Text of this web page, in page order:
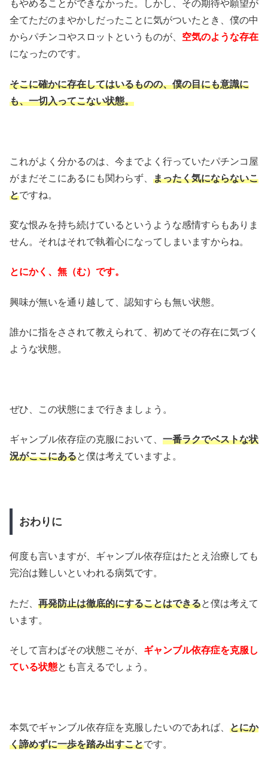
もやめることができなかった。しかし、その期待や願望が
全てただのまやかしだったことに気がついたとき、僕の中
からパチンコやスロットというものが、 空気のような存在
になったのです。
そこに確かに存在してはいるものの、僕の目にも意識に
も、一切入ってこない状態。
これがよく分かるのは、今までよく行っていたパチンコ屋
がまだそこにあるにも関わらず、 まったく気にならないこ
とですね。
変な恨みを持ち続けているというような感情すらもありま
せん。それはそれで執着心になってしまいますからね。
とにかく、無（む）です。
興味が無いを通り越して、認知すらも無い状態。
誰かに指をさされて教えられて、初めてその存在に気づく
ような状態。
ぜひ、この状態にまで行きましょう。
ギャンブル依存症の克服において、 一番ラクでベストな状
況がここにあると僕は考えていますよ。
おわりに
何度も言いますが、ギャンブル依存症はたとえ治療しても
完治は難しいといわれる病気です。
ただ、 再発防止は徹底的にすることはできると僕は考えて
います。
そして言わばその状態こそが、 ギャンブル依存症を克服し
ている状態とも言えるでしょう。
本気でギャンブル依存症を克服したいのであれば、 とにか
く諦めずに一歩を踏み出すことです。